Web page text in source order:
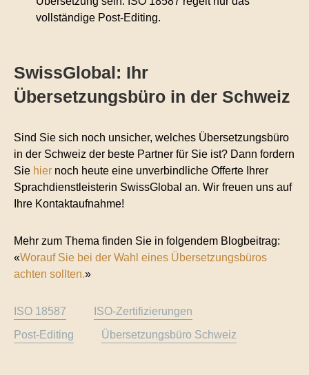
vollständige Post-Editing.
SwissGlobal: Ihr
Übersetzungsbüro in der Schweiz
Sind Sie sich noch unsicher, welches Übersetzungsbüro
in der Schweiz der beste Partner für Sie ist? Dann fordern
Sie hier noch heute eine unverbindliche Offerte Ihrer
Sprachdienstleisterin SwissGlobal an. Wir freuen uns auf
Ihre Kontaktaufnahme!
Mehr zum Thema finden Sie in folgendem Blogbeitrag:
«Worauf Sie bei der Wahl eines Übersetzungsbüros
achten sollten.»
ISO 18587
ISO-Zertifizierungen
Post-Editing
Übersetzungsbüro Schweiz